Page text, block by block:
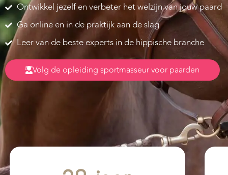
Ontwikkel jezelf en verbeter het welzijn van jouw paard
Ga online en in de praktijk aan de slag
Leer van de beste experts in de hippische branche
Volg de opleiding sportmasseur voor paarden